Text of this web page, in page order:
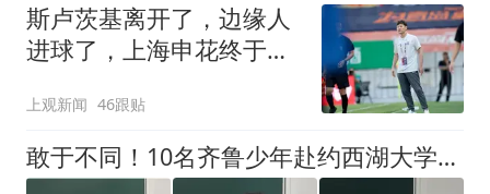
斯卢茨基离开了，边缘人
进球了，上海申花终于止
上观新闻 46跟贴
敢于不同！10名齐鲁少年赴约西湖大学！他们是谁？为何而选？